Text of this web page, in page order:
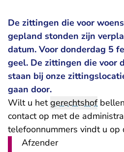
De zittingen die voor
gepland stonden zijn
datum. Voor donderdag 5
geel. De zittingen die voor
staan bij onze
gaan door.
Wilt u hetgerechtshof
contact op met de
telefoonnummers vindt u op
Afzender